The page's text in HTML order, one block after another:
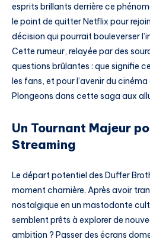
esprits brillants derrière ce
le point de quitter Netflix pour
décision qui pourrait bouleverser
Cette rumeur, relayée par des
questions brûlantes : que signifie
les fans, et pour l’avenir du
Plongeons dans cette saga aux
Un Tournant Majeur
Streaming
Le départ potentiel des Duffer
moment charnière. Après avoir
nostalgique en un mastodonte
semblent prêts à explorer de
ambition ? Passer des écrans